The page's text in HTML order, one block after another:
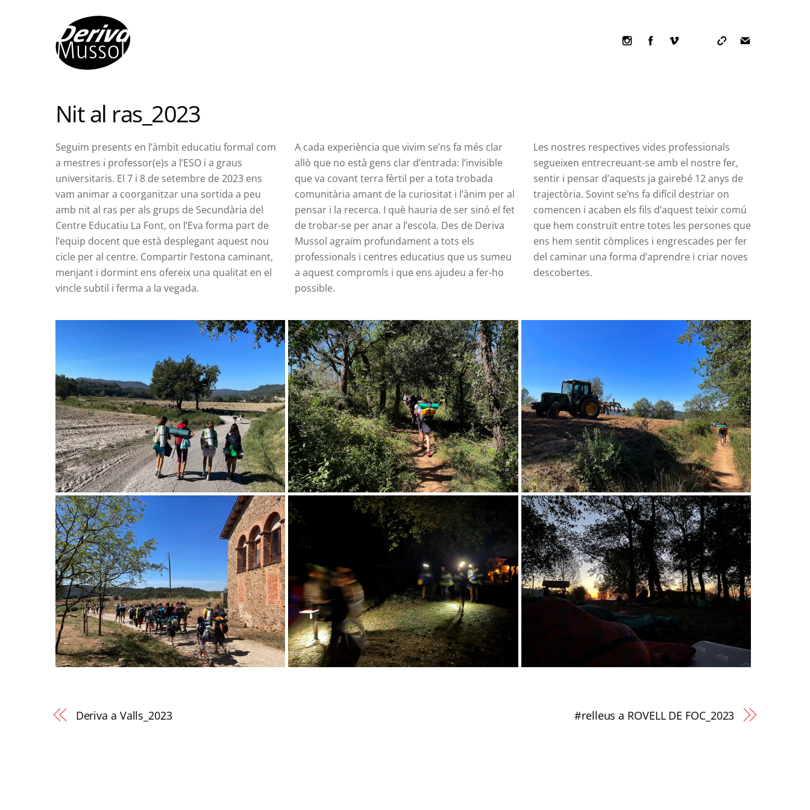
Icon
Icon
Icon
Nit al ras_2023
Seguim presents en l’àmbit educatiu formal com
a mestres i professor(e)s a l’ESO i a graus
universitaris. El 7 i 8 de setembre de 2023 ens
vam animar a coorganitzar una sortida a peu
amb nit al ras per als grups de Secundària del
Centre Educatiu La Font, on l’Eva forma part de
l’equip docent que està desplegant aquest nou
cicle per al centre. Compartir l’estona caminant,
menjant i dormint ens ofereix una qualitat en el
vincle subtil i ferma a la vegada.
A cada experiència que vivim se’ns fa més clar
allò que no està gens clar d’entrada: l’invisible
que va covant terra fèrtil per a tota trobada
comunitària amant de la curiositat i l’ànim per al
pensar i la recerca. I què hauria de ser sinó el fet
de trobar-se per anar a l’escola. Des de Deriva
Mussol agraïm profundament a tots els
professionals i centres educatius que us sumeu
a aquest compromís i que ens ajudeu a fer-ho
possible.
Les nostres respectives vides professionals
segueixen entrecreuant-se amb el nostre fer,
sentir i pensar d’aquests ja gairebé 12 anys de
trajectòria. Sovint se’ns fa difícil destriar on
comencen i acaben els fils d’aquest teixir comú
que hem construït entre totes les persones que
ens hem sentit còmplices i engrescades per fer
del caminar una forma d’aprendre i criar noves
descobertes.
Deriva a Valls_2023 #relleus a ROVELL DE FOC_2023